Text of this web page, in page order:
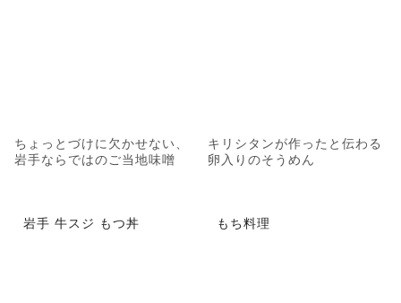
ちょっとづけに欠かせない、
岩手ならではのご当地味噌
キリシタンが作ったと伝わる
卵入りのそうめん
岩手 牛スジ もつ丼 もち料理